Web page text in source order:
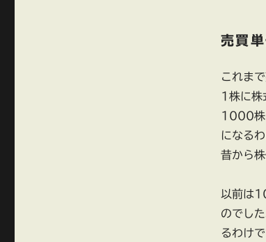
売買
これま
1株に株
1000株
になる
昔から
以前は
のでし
るわけ